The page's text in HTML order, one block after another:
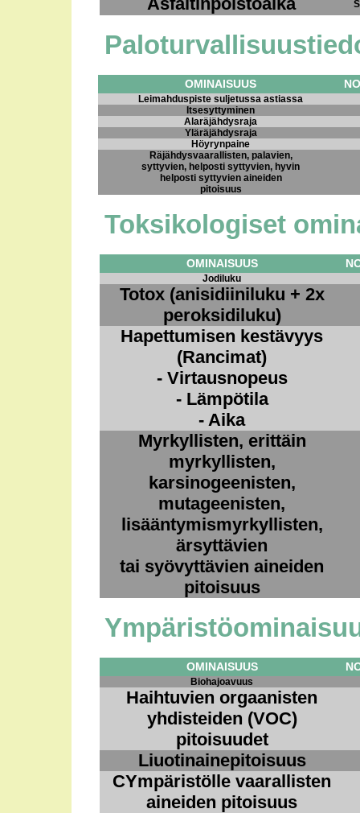
OMINAISUUS
Leimahduspiste suljetussa astiassa
Itsesyttyminen
Alaräjähdysraja
Yläräjähdysraja
Höyrynpaine
Räjähdysvaarallisten, palavien,
syttyvien, helposti syttyvien, hyvin
helposti syttyvien aineiden
pitoisuus
Toksikologiset
OMINAISUUS
Jodiluku
Totox (anisidiiniluku + 2x
peroksidiluku)
Hapettumisen kestävyys
(Rancimat)
- Virtausnopeus
- Lämpötila
- Aika
Myrkyllisten, erittäin
myrkyllisten,
karsinogeenisten,
mutageenisten,
lisääntymismyrkyllisten,
ärsyttävien
tai syövyttävien aineiden
pitoisuus
OMINAISUUS
Biohajoavuus
Haihtuvien orgaanisten
yhdisteiden (VOC)
pitoisuudet
Liuotinainepitoisuus
CYmpäristölle vaarallisten
aineiden pitoisuus